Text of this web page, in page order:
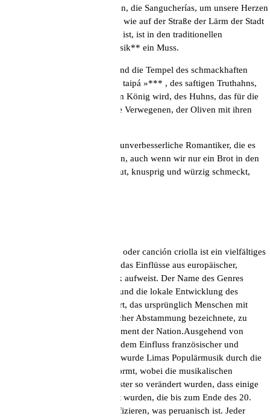
Wagen, um uns den Tag zu retten, die Sangucherías, um unsere Herzen
zu erfreuen. Noch ein Detail: So wie auf der Straße der Lärm der Stadt
unser unvermeidlicher Begleiter ist, ist in den traditionellen
Sangucherías die kreolische Musik** ein Muss.
Die kreolischen Sangucherías sind die Tempel des schmackhaften
Chicharrón, der Butifarra « bien taipá »*** , des saftigen Truthahns,
des Pejerrey****, der damit zum König wird, des Huhns, das für die
Liebe zerrissen wird und, für die Verwegenen, der Oliven mit ihren
Das ist Peru, das sind Peruaner, unverbesserliche Romantiker, die es
sich nicht erlauben, allein zu sein, auch wenn wir nur ein Brot in den
Mund stecken… und wenn es gut, knusprig und würzig schmeckt,
**Música criolla: Música criolla oder canción criolla ist ein vielfältiges
Genre der peruanischen Musik, das Einflüsse aus europäischer,
afrikanischer und andiner Musik aufweist. Der Name des Genres
spiegelt die Küstenkultur Perus und die lokale Entwicklung des
Begriffs „criollo“ wider, ein Wort, das ursprünglich Menschen mit
hohem Status und voller spanischer Abstammung bezeichnete, zu
einem sozial umfassenderen Element der Nation.Ausgehend von
Wiener Walzern, Mazurkas, mit dem Einfluss französischer und
italienischer Musik aus Europa, wurde Limas Populärmusik durch die
Transformation von Genres geformt, wobei die musikalischen
Gattungen und ästhetischen Muster so verändert wurden, dass einige
musikalische Formen entwickelt wurden, die bis zum Ende des 20.
Jahrhunderts reichen und identifizieren, was peruanisch ist. Jeder